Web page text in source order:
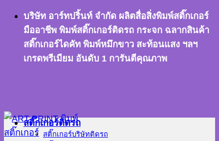
ข้าม
เนื้อหา
บริษัท อาร์ทปริ้นท์ จำกัด ผลิตสื่อสิ่งพิมพ์สติ๊กเกอร์
มืออาชีพ พิมพ์สติ๊กเกอร์ติดรถ กระจก ฉลากสินค้า
สติ๊กเกอร์ไดคัท พิมพ์หมึกขาว สะท้อนแสง ฯลฯ
เกรดพรีเมียม อันดับ 1 การันตีคุณภาพ
สติ๊กเกอร์ติดรถ
สติ๊กเกอร์บริษัทติดรถ